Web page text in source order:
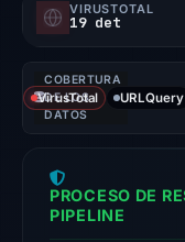
VIRUSTOTAL
19 det
COBERTURA
DE LOS
DATOS
VirusTotal URLQuery
PROCESO DE
PIPELINE